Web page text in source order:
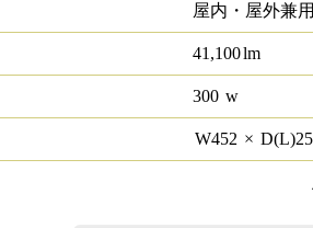
屋内・屋外兼
41,100lm
300 w
W452 × D(L)